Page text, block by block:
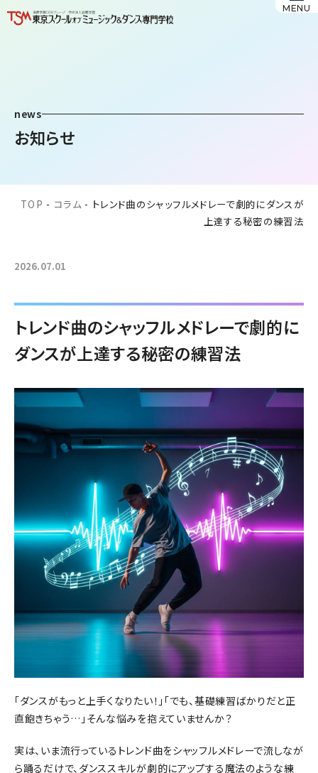
MENU
news
お知らせ
TOP - コラム - トレンド曲のシャッフルメドレーで劇的にダンスが
上達する秘密の練習法
2026.07.01
トレンド曲のシャッフルメドレーで劇的に
ダンスが上達する秘密の練習法
「ダンスがもっと上手くなりたい！」「でも、基礎練習ばかりだと正
直飽きちゃう…」そんな悩みを抱えていませんか？
実は、いま流行っているトレンド曲をシャッフルメドレーで流しなが
ら踊るだけで、ダンススキルが劇的にアップする魔法のような練